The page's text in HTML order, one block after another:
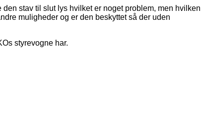
stav til slut lys hvilket er noget problem, men hvilken
muligheder og er den beskyttet så der uden
styrevogne har.